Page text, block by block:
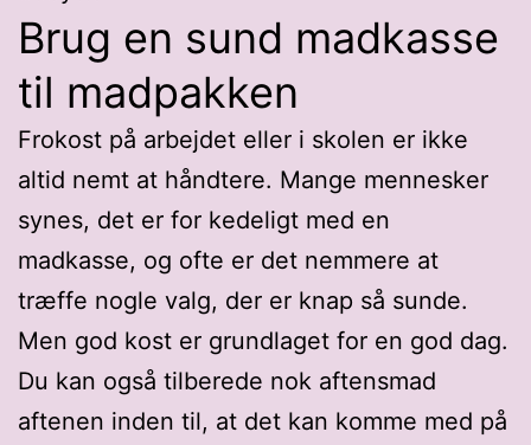
Brug en sund madkasse
til madpakken
Frokost på arbejdet eller i skolen er ikke
altid nemt at håndtere. Mange mennesker
synes, det er for kedeligt med en
madkasse, og ofte er det nemmere at
træffe nogle valg, der er knap så sunde.
Men god kost er grundlaget for en god dag.
Du kan også tilberede nok aftensmad
aftenen inden til, at det kan komme med på